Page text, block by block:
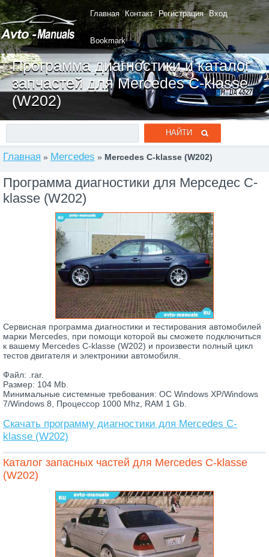
Главная Контакт Регистрация Вход
Bookmark
Программа диагностики и каталог
запчастей для Mercedes C-klasse
(W202)
Главная » Mercedes » Mercedes C-klasse (W202)
Программа диагностики для Мерседес C-
klasse (W202)
Сервисная программа диагностики и тестирования автомобилей
марки Mercedes, при помощи которой вы сможете подключиться
к вашему Mercedes C-klasse (W202) и произвести полный цикл
тестов двигателя и электроники автомобиля.
Файл: .rar.
Размер: 104 Mb.
Минимальные системные требования: ОС Windows XP/Windows
7/Windows 8, Процессор 1000 Mhz, RAM 1 Gb.
Скачать программу диагностики для Mercedes C-
klasse (W202)
Каталог запасных частей для Mercedes C-klasse
(W202)